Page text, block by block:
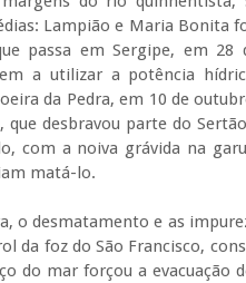
Lampião e Maria Bonita
passa em Sergipe, em
a utilizar a potência
da Pedra, em 10 de
que desbravou parte do
com a noiva grávida na
matá-lo.
o desmatamento e as
da foz do São Francisco,
do mar forçou a evacuação